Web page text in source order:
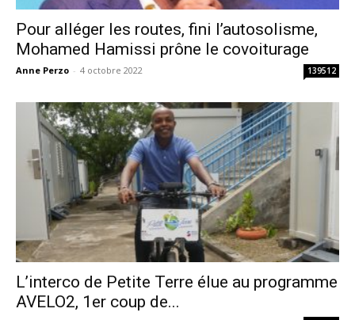
Pour alléger les routes, fini l’autosolisme,
Mohamed Hamissi prône le covoiturage
Anne Perzo - 4 octobre 2022 139512
L’interco de Petite Terre élue au programme
AVELO2, 1er coup de...